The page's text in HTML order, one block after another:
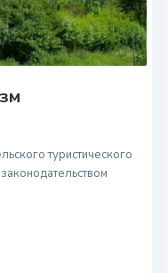
туристического